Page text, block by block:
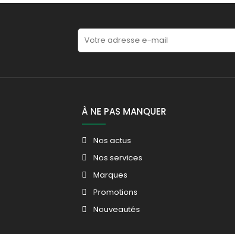
À NE PAS MANQUER
Nos actus
Nos services
Marques
Promotions
Nouveautés